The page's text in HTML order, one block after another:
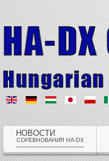
НОВОСТИ
СОРЕВНОВАНИЯ HA-DX